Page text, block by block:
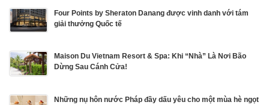
Four Points by Sheraton Danang được vinh danh với tám
giải thưởng Quốc tế
Maison Du Vietnam Resort & Spa: Khi “Nhà” Là Nơi Bão
Dừng Sau Cánh Cửa!
Những nụ hôn nước Pháp đầy dấu yêu cho một mùa hè ngọt